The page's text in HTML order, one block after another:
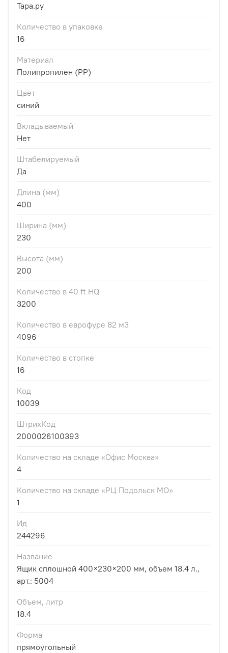
Тара.ру
Количество в упаковке
16
Материал
Полипропилен (PP)
Цвет
синий
Вкладываемый
Нет
Штабелируемый
Да
Длина (мм)
400
Ширина (мм)
230
Высота (мм)
200
Количество в 40 ft HQ
3200
Количество в еврофуре 82 м3
4096
Количество в стопке
16
Код
10039
ШтрихКод
2000026100393
Количество на складе «Офис Москва»
4
Количество на складе «РЦ Подольск МО»
1
Ид
244296
Название
Ящик сплошной 400×230×200 мм, объем 18.4 л.,
арт.: 5004
Объем, литр
18.4
Форма
прямоугольный